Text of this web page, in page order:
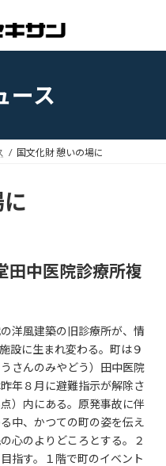
ース
国文化財 憩いの場に
田中医院診療所複
洋風建築の旧診療所が、情
設に生まれ変わる。町は９
さんのみやどう）田中医院
年８月に避難指示が解除さ
）内にある。原発事故に伴
中、かつての町の姿を伝え
心のよりどころとする。２
指す。１階で町のイベント